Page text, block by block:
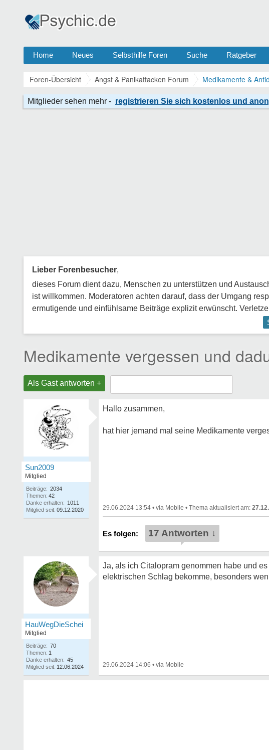
Home Neues Selbsthilfe Foren Suche Ratgeber
Foren-Übersicht Angst & Panikattacken Forum Medikamente &
Lieber Forenbesucher,
dieses Forum dient dazu, Menschen zu unterstützen und
ist willkommen. Moderatoren achten darauf, dass der Umgang
ermutigende und einfühlsame Beiträge explizit erwünscht.
Medikamente vergessen und
Als Gast antworten +
Sun2009
Mitglied
Beiträge: 2034
Themen: 42
Danke erhalten: 1011
Mitglied seit: 09.12.2020
Hallo zusammen,
hat hier jemand mal seine Medikamente
29.06.2024 13:54 • •
17 Antworten ↓
HauWegDieSchei
Mitglied
Beiträge: 70
Themen: 1
Danke erhalten: 45
Mitglied seit: 12.06.2024
Ja, als ich Citalopram genommen habe und
elektrischen Schlag bekomme, besonders
29.06.2024 14:06 •